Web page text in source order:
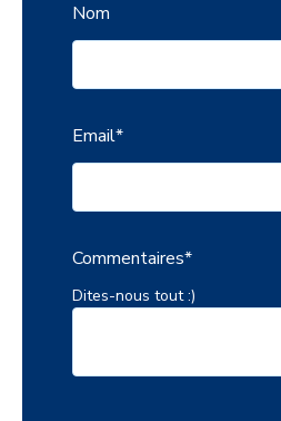
Nom
Email*
Commentaires*
Dites-nous tout :)